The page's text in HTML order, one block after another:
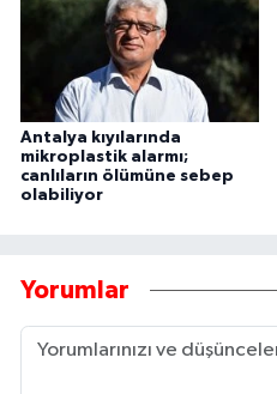
Antalya kıyılarında
mikroplastik alarmı;
canlıların ölümüne sebep
olabiliyor
Yorumlar